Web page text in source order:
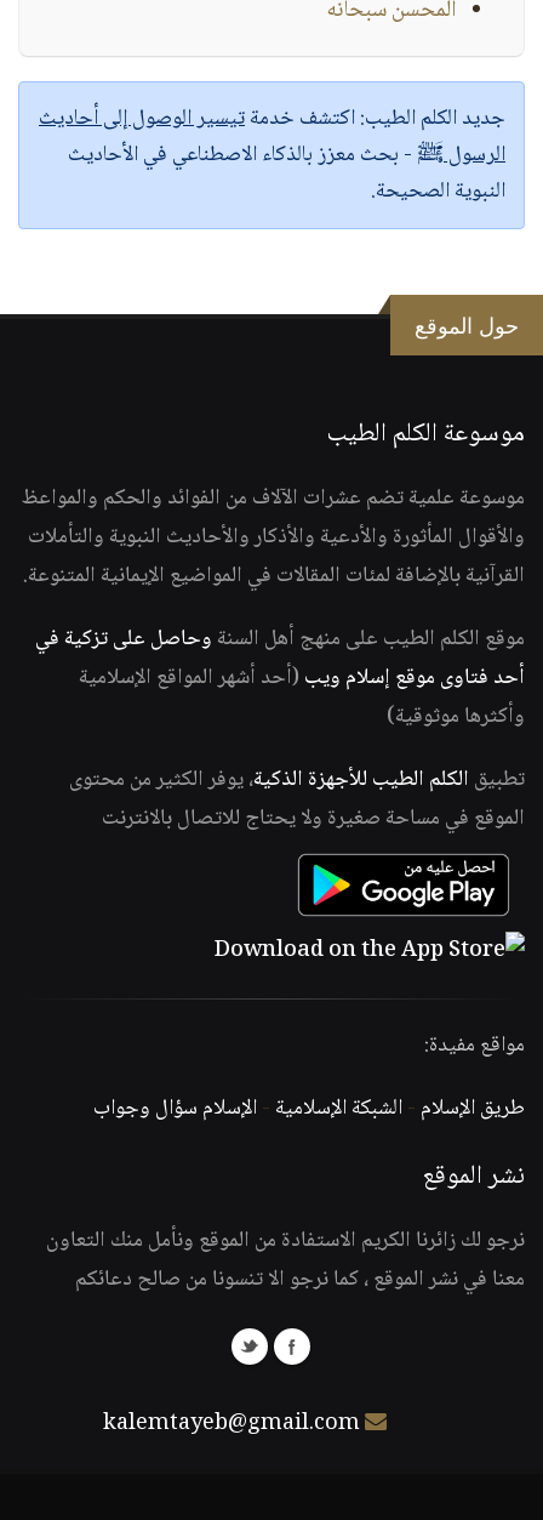
المحسن سبحانه
جديد الكلم الطيب:اكتشف خدمةتيسير الوصول إلى أحاديث
الرسول ﷺ - بحث معزز بالذكاء الاصطناعي في الأحاديث
النبوية الصحيحة.
حول الموقع
موسوعة الكلم الطيب
موسوعة علمية تضم عشرات الآلاف من الفوائد والحكم والمواعظ
والأقوال المأثورة والأدعية والأذكار والأحاديث النبوية والتأملات
القرآنية بالإضافة لمئات المقالات في المواضيع الإيمانية المتنوعة.
موقع الكلم الطيب على منهج أهل السنة وحاصل على تزكية في
أحد فتاوى موقع إسلام ويب (أحد أشهر المواقع الإسلامية
وأكثرها موثوقية)
تطبيق الكلم الطيب للأجهزة الذكية، يوفر الكثير من محتوى
الموقع في مساحة صغيرة ولا يحتاج للاتصال بالانترنت
مواقع مفيدة:
طريق الإسلام -الشبكة الإسلامية -الإسلام سؤال وجواب
نشر الموقع
نرجو لك زائرنا الكريم الاستفادة من الموقع ونأمل منك التعاون
معنا في نشر الموقع ، كما نرجو الا تنسونا من صالح دعائكم
kalemtayeb@gmail.com